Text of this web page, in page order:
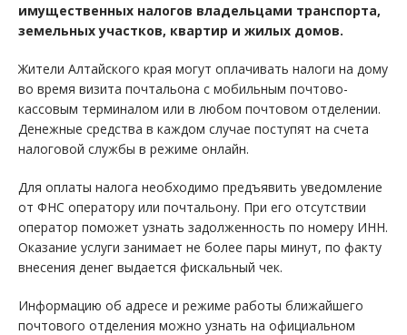
имущественных налогов владельцами транспорта,
земельных участков, квартир и жилых домов.
Жители Алтайского края могут оплачивать налоги на дому
во время визита почтальона с мобильным почтово-
кассовым терминалом или в любом почтовом отделении.
Денежные средства в каждом случае поступят на счета
налоговой службы в режиме онлайн.
Для оплаты налога необходимо предъявить уведомление
от ФНС оператору или почтальону. При его отсутствии
оператор поможет узнать задолженность по номеру ИНН.
Оказание услуги занимает не более пары минут, по факту
внесения денег выдается фискальный чек.
Информацию об адресе и режиме работы ближайшего
почтового отделения можно узнать на официальном